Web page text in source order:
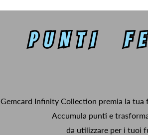
Gemcard Infinity Collection premia la tua
Accumula punti e
da utilizzare per i tuoi